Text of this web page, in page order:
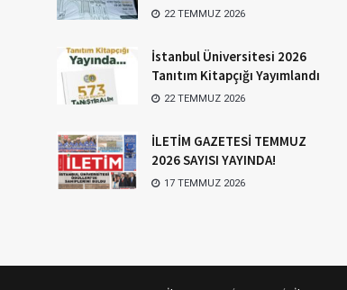
22 TEMMUZ 2026
İstanbul Üniversitesi 2026
Tanıtım Kitapçığı Yayımlandı
22 TEMMUZ 2026
İLETİM GAZETESİ TEMMUZ
2026 SAYISI YAYINDA!
17 TEMMUZ 2026